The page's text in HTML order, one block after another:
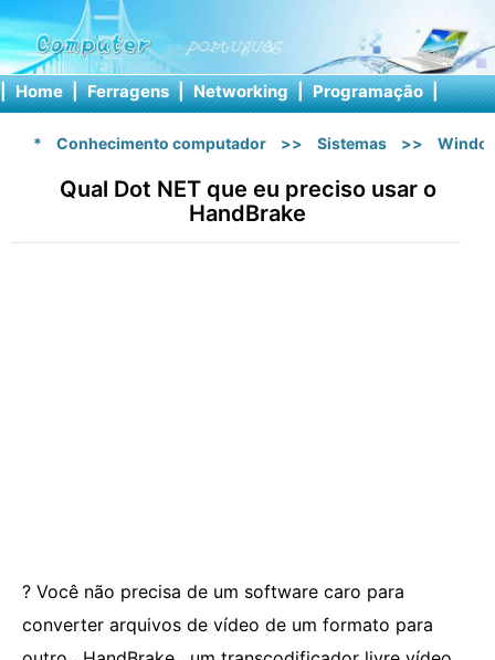
| Home | Ferragens | Networking | Programação |
* Conhecimento computador >> Sistemas >>
Qual Dot NET que eu preciso usar o
HandBrake
? Você não precisa de um software caro para
converter arquivos de vídeo de um formato para